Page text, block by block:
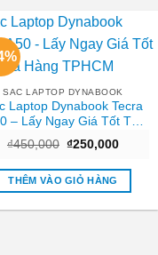
SAC LAPTOP DYNABOOK
Laptop Dynabook Tecra
– Lấy Ngay Giá Tốt Tại
₫450,000 Giá
là:
₫450,000.
₫250,000Giá
tại
THÊM VÀO GIỎ HÀNG